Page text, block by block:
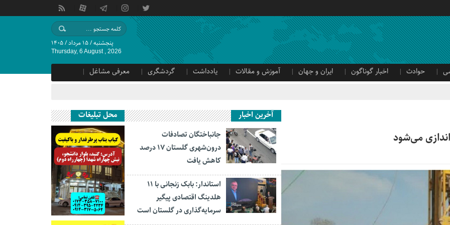
پنجشنبه / ۱۵ مرداد / ۱۴۰۵
Thursday, 6 August , 2026
حوادث اخبار گوناگون ایران و جهان آموزش و مقالات یادداشت گردشگری
معرفی مشاغل
آخرین اخبار
جانباختگان تصادفات
درون‌شهری گلستان ۱۷ درصد
کاهش یافت
استاندار: بابک زنجانی با ۱۱
هلدینگ اقتصادی پیگیر
سرمایه‌گذاری در گلستان است
محل تبلیغات